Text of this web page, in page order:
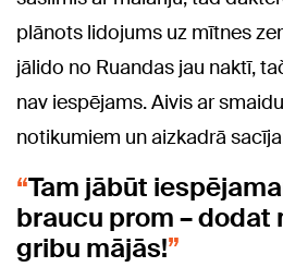
plānots lidojums uz mītnes
jālido no Ruandas jau naktī,
nav iespējams. Aivis ar
notikumiem un aizkadrā
Tam jābūt
braucu prom – dodat
gribu mājās!